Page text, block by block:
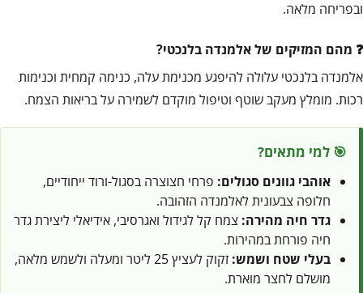
ובפריחה מלאה.
מהם המזיקים של אלמנדה בלנכטי?
אלמנדה בלנכטי עלולה להיפגע מכנימת עלה, כנימה קמחית וכנימות
רכות. מומלץ מעקב שוטף וטיפול מוקדם לשמירה על בריאות הצמח.
🎯 למי מתאים?
אוהבי גוונים סגולים: פרחי חצוצרה בסגול-ורוד ייחודיים,
חלופה צבעונית לאלמנדה הזהובה.
גדר חיה מהירה: צמח קל לגידול ואגרסיבי, אידיאלי ליצירת גדר
חיה פורחת במהירות.
בעלי שטח ושמש:
זקוק לעציץ 25 ליטר ומעלה ולשמש מלאה,
מושלם לחצר מוארת.